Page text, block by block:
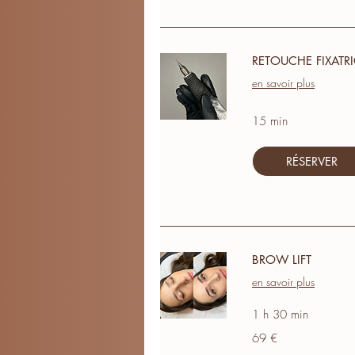
RETOUCHE
en savoir plus
15 min
RÉSERVER
BROW LIFT
en savoir plus
1 h 30 min
euros
69 €